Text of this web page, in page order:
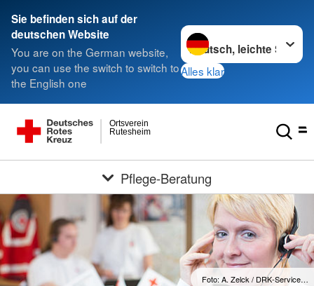
Sie befinden sich auf der
deutschen Website
You are on the German website,
you can use the switch to switch to
the English one
Sprache wechseln zu
Alles klar
Rutesheim
Ortsverein
Pflege-Beratung
Foto: A. Zelck / DRK-Service…